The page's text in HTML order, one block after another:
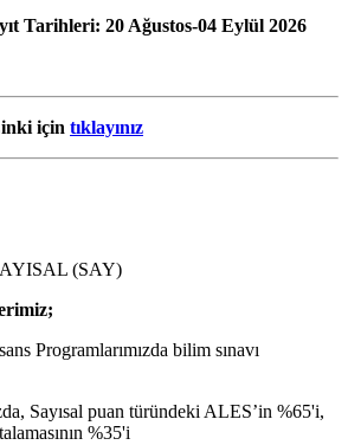
Tarihleri: 20 Ağustos-04 Eylül 2026
için tıklayınız
(SAY)
Programlarımızda bilim sınavı
Sayısal puan türündeki ALES’in %65'i,
%35'i